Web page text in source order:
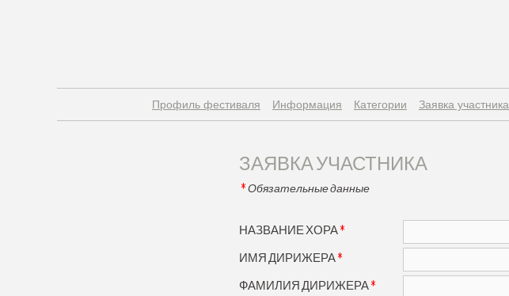
Профиль фестиваля Информация Категории Заявка участника
ЗАЯВКА УЧАСТНИКА
*Обязательные данные
НАЗВАНИЕ ХОРА*
ИМЯ ДИРИЖЕРА*
ФАМИЛИЯ ДИРИЖЕРА*